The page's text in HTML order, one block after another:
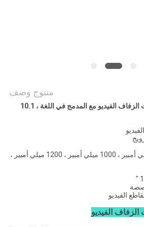
منتوج وصف
التبديل المغناطيسي دعوات الزفاف الفيديو مع المدمج في اللغة ، 10.1
سعة البطارية: 600 مللي أمبير ، 1000 ميلي أمبير ، 1200 ميلي أمبير ،
الفيديو